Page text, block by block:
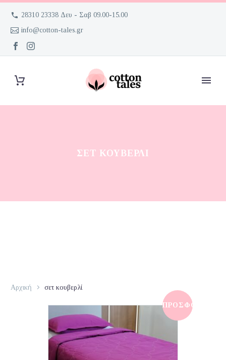
28310 23338 Δευ - Σαβ 09.00-15.00
info@cotton-tales.gr
ΣΕΤ ΚΟΥΒΕΡΛΊ
Αρχική σετ κουβερλί
ΠΡΟΣΦΟΡΆ!